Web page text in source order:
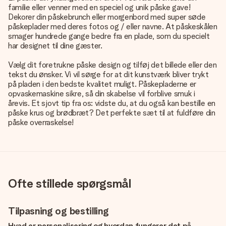
familie eller venner med en speciel og unik påske gave!
Dekorer din påskebrunch eller morgenbord med super søde
påskeplader med deres fotos og / eller navne. At påskeskålen
smager hundrede gange bedre fra en plade, som du specielt
har designet til dine gæster.
Vælg dit foretrukne påske design og tilføj det billede eller den
tekst du ønsker. Vi vil sørge for at dit kunstværk bliver trykt
på pladen i den bedste kvalitet muligt. Påskepladerne er
opvaskemaskine sikre, så din skabelse vil forblive smuk i
årevis. Et sjovt tip fra os: vidste du, at du også kan bestille en
påske krus og brødbræt? Det perfekte sæt til at fuldføre din
påske overraskelse!
Ofte stillede spørgsmål
Tilpasning og bestilling